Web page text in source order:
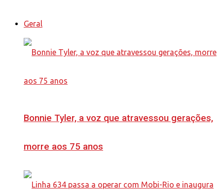
Geral
Bonnie Tyler, a voz que atravessou gerações,
morre aos 75 anos